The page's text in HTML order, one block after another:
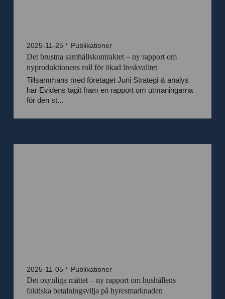
2025-11-25 Publikationer
Det brustna samhällskontraktet – ny rapport om
nyproduktionens roll för ökad livskvalitet
Tillsammans med företaget Juni Strategi & analys
har Evidens tagit fram en rapport om utmaningarna
för den st...
2025-11-05 Publikationer
Det osynliga måttet – ny rapport om hushållens
faktiska betalningsvilja på hyresmarknaden